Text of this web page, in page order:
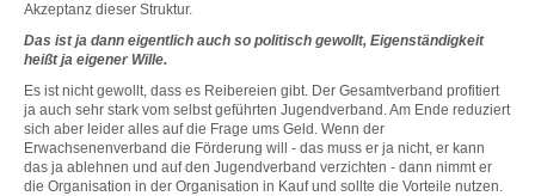
Akzeptanz dieser Struktur.
Das ist ja dann eigentlich auch so politisch gewollt, Eigenständigkeit
heißt ja eigener Wille.
Es ist nicht gewollt, dass es Reibereien gibt. Der Gesamtverband profitiert
ja auch sehr stark vom selbst geführten Jugendverband. Am Ende reduziert
sich aber leider alles auf die Frage ums Geld. Wenn der
Erwachsenenverband die Förderung will - das muss er ja nicht, er kann
das ja ablehnen und auf den Jugendverband verzichten - dann nimmt er
die Organisation in der Organisation in Kauf und sollte die Vorteile nutzen.